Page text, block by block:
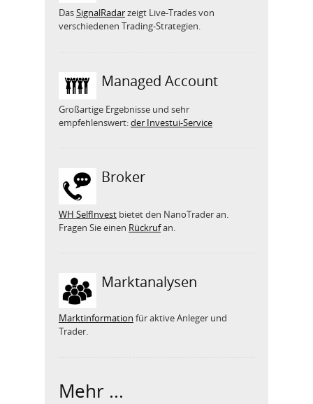
DasSignalRadarzeigt Live-Trades von
verschiedenen Trading-Strategien.
Managed Account
Großartige Ergebnisse und sehr
empfehlenswert:der Investui-Service
Broker
WH SelfInvest bietet den NanoTrader an.
Fragen Sie einen Rückrufan.
Marktanalysen
Marktinformation für aktive Anleger und
Trader.
Mehr ...